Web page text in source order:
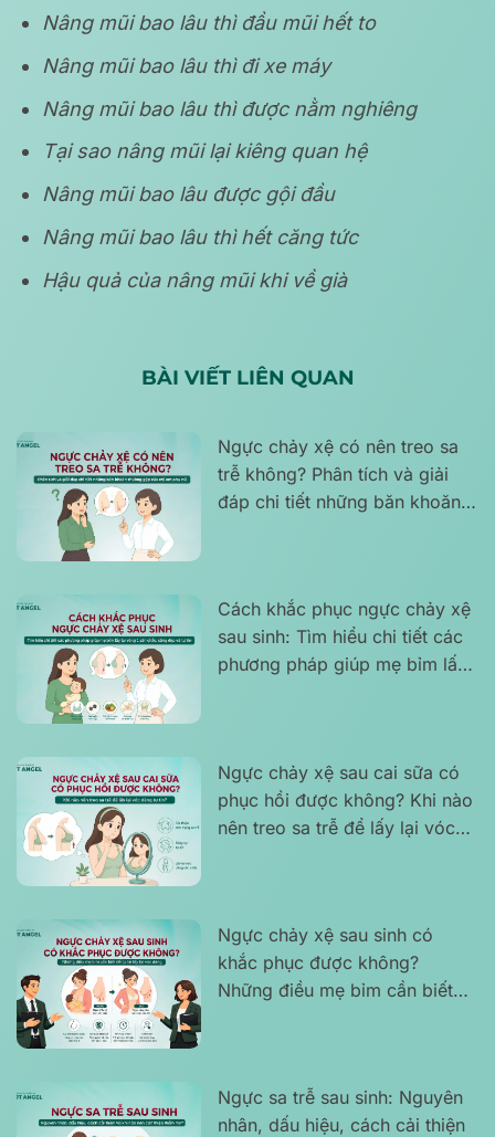
Nâng mũi bao lâu thì đầu mũi hết to
Nâng mũi bao lâu thì đi xe máy
Nâng mũi bao lâu thì được nằm nghiêng
Tại sao nâng mũi lại kiêng quan hệ
Nâng mũi bao lâu được gội đầu
Nâng mũi bao lâu thì hết căng tức
Hậu quả của nâng mũi khi về già
BÀI VIẾT LIÊN QUAN
Ngực chảy xệ có nên treo sa
trễ không? Phân tích và giải
đáp chi tiết những băn khoăn
Cách khắc phục ngực chảy xệ
sau sinh: Tìm hiểu chi tiết các
phương pháp giúp mẹ bỉm lấy
Ngực chảy xệ sau cai sữa có
phục hồi được không? Khi nào
nên treo sa trễ để lấy lại vóc
Ngực chảy xệ sau sinh có
khắc phục được không?
Những điều mẹ bỉm cần biết
Ngực sa trễ sau sinh: Nguyên
nhân, dấu hiệu, cách cải thiện